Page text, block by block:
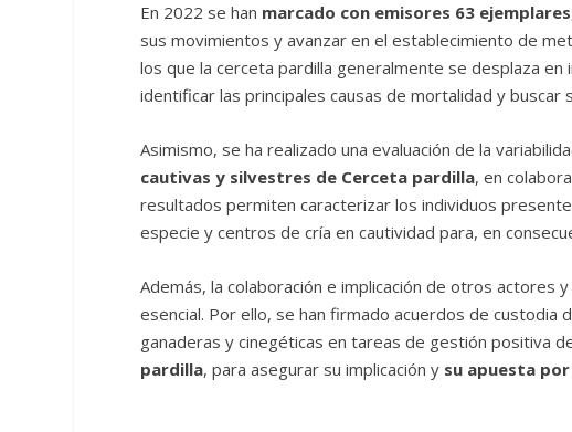
En 2022 se han marcado con emisores 63 ejemplares
sus movimientos y avanzar en el establecimiento de
los que la cerceta pardilla generalmente se desplaza
identificar las principales causas de mortalidad y buscar
Asimismo, se ha realizado una evaluación de la
cautivas y silvestres de Cerceta pardilla, en
resultados permiten caracterizar los individuos
especie y centros de cría en cautividad para, en
Además, la colaboración e implicación de otros actores
esencial. Por ello, se han firmado acuerdos de
ganaderas y cinegéticas en tareas de gestión positiva
pardilla, para asegurar su implicación y su apuesta